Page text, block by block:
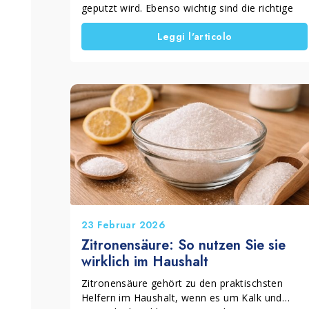
geputzt wird. Ebenso wichtig sind die richtige
Methode und die passenden Produkte. Deshalb
sollte man bei professionellen
Reinigungsprodukten für den Haushalt klar
Reinigungsmaßnahmen unterscheiden. Mit den
richtigen Lösungen lassen sich Schmutz, Staub,
Rückstände und Beläge wirksam entfernen, die
Alltagshygiene verbessern und Oberflächen
langfristig gepflegt erhalten. Eine gründliche
Hausreinigung bietet außerdem die ideale
Gelegenheit, längst aufgeschobene Arbeiten im
Haushalt endlich zu erledigen.
Leggi l'articolo
23 Februar 2026
Zitronensäure: So nutzen Sie sie
wirklich im Haushalt
Zitronensäure gehört zu den praktischsten
Helfern im Haushalt, wenn es um Kalk und